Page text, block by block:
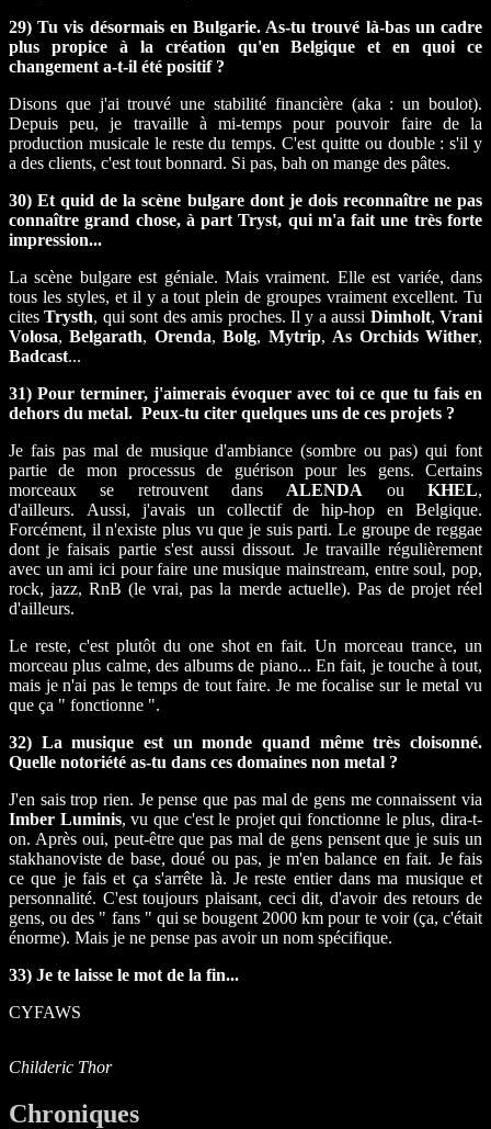
29) Tu vis désormais en Bulgarie. As-tu trouvé là-bas un cadre
plus propice à la création qu'en Belgique et en quoi ce
changement a-t-il été positif ?
Disons que j'ai trouvé une stabilité financière (aka : un boulot).
Depuis peu, je travaille à mi-temps pour pouvoir faire de la
production musicale le reste du temps. C'est quitte ou double : s'il y
a des clients, c'est tout bonnard. Si pas, bah on mange des pâtes.
30) Et quid de la scène bulgare dont je dois reconnaître ne pas
connaître grand chose, à part Tryst, qui m'a fait une très forte
impression...
La scène bulgare est géniale. Mais vraiment. Elle est variée, dans
tous les styles, et il y a tout plein de groupes vraiment excellent. Tu
citesTrysth, qui sont des amis proches. Il y a aussi Dimholt,Vrani
Volosa,Belgarath, Orenda,Bolg, Mytrip, As Orchids Wither,
Badcast...
31) Pour terminer, j'aimerais évoquer avec toi ce que tu fais en
dehors du metal. Peux-tu citer quelques uns de ces projets ?
Je fais pas mal de musique d'ambiance (sombre ou pas) qui font
partie de mon processus de guérison pour les gens. Certains
morceaux se retrouvent dans ALENDA ouKHEL,
d'ailleurs. Aussi, j'avais un collectif de hip-hop en Belgique.
Forcément, il n'existe plus vu que je suis parti. Le groupe de reggae
dont je faisais partie s'est aussi dissout. Je travaille régulièrement
avec un ami ici pour faire une musique mainstream, entre soul, pop,
rock, jazz, RnB (le vrai, pas la merde actuelle). Pas de projet réel
d'ailleurs.
Le reste, c'est plutôt du one shot en fait. Un morceau trance, un
morceau plus calme, des albums de piano... En fait, je touche à tout,
mais je n'ai pas le temps de tout faire. Je me focalise sur le metal vu
que ça " fonctionne ".
32) La musique est un monde quand même très cloisonné.
Quelle notoriété as-tu dans ces domaines non metal ?
J'en sais trop rien. Je pense que pas mal de gens me connaissent via
Imber Luminis, vu que c'est le projet qui fonctionne le plus, dira-t-
on. Après oui, peut-être que pas mal de gens pensent que je suis un
stakhanoviste de base, doué ou pas, je m'en balance en fait. Je fais
ce que je fais et ça s'arrête là. Je reste entier dans ma musique et
personnalité. C'est toujours plaisant, ceci dit, d'avoir des retours de
gens, ou des " fans " qui se bougent 2000 km pour te voir (ça, c'était
énorme). Mais je ne pense pas avoir un nom spécifique.
33) Je te laisse le mot de la fin...
CYFAWS
Childeric Thor
Chroniques